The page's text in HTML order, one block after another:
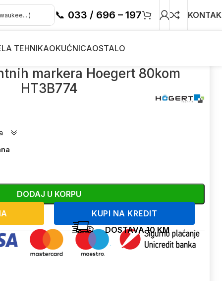
📞 033 / 696 – 197
TEHNIKAOKUĆNICAOSTALO
markera Hoegert 80kom
HT3B774
DODAJ U KORPU
KUPI NA KREDIT
DOSTAVA 10 KM